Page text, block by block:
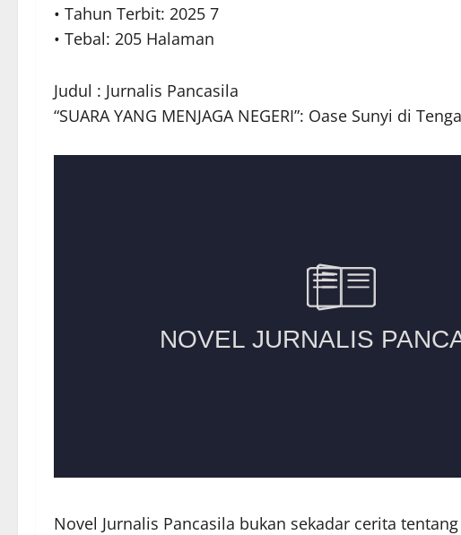
• Tahun Terbit: 2025 7
• Tebal: 205 Halaman
Judul : Jurnalis Pancasila
“SUARA YANG MENJAGA NEGERI”: Oase Sunyi di
Novel Jurnalis Pancasila bukan sekadar cerita